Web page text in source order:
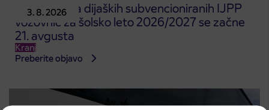
3. 8. 2026
Predprodaja dijaških subvencioniranih IJPP
vozovnic za šolsko leto 2026/2027 se začne
21. avgusta
Kranj
Preberite objavo